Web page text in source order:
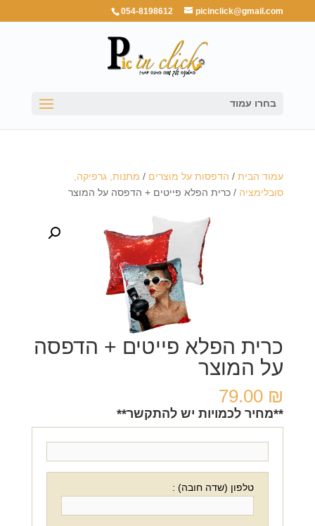
054-8198612 picinclick@gmail.com
בחרו עמוד
עמוד הבית/ הדפסות על מוצרים / מתנות, גרפיקה,
סובלימציה / כרית הפלא פייטים + הדפסה על המוצר
כרית הפלא פייטים + הדפסה
על המוצר
79.00 ₪
**מחיר לכמויות יש להתקשר**
טלפון (שדה חובה) :